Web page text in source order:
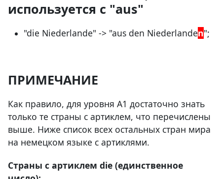
используется с "aus"
"die Niederlande" -> "aus den Niederlanden";
ПРИМЕЧАНИЕ
Как правило, для уровня A1 достаточно знать
только те страны с артиклем, что перечислены
выше. Ниже список всех остальных стран мира
на немецком языке с артиклями.
Cтраны с артиклем die (единственное